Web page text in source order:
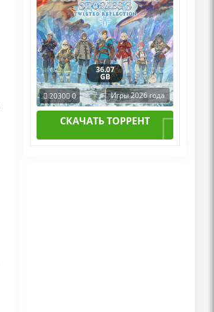
36.07
GB
2030 0 Игры 2026 года
СКАЧАТЬ ТОРРЕНТ